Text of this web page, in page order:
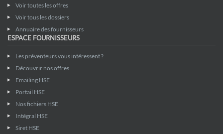
Voir toutes les offres
Voir tous les dossiers
Annuaire des fournisseurs
ESPACE FOURNISSEURS
Les préventeurs vous intéressent ?
Découvrir nos offres
Emailing HSE
Portail HSE
Nos fichiers HSE
Intégral HSE
Siret HSE